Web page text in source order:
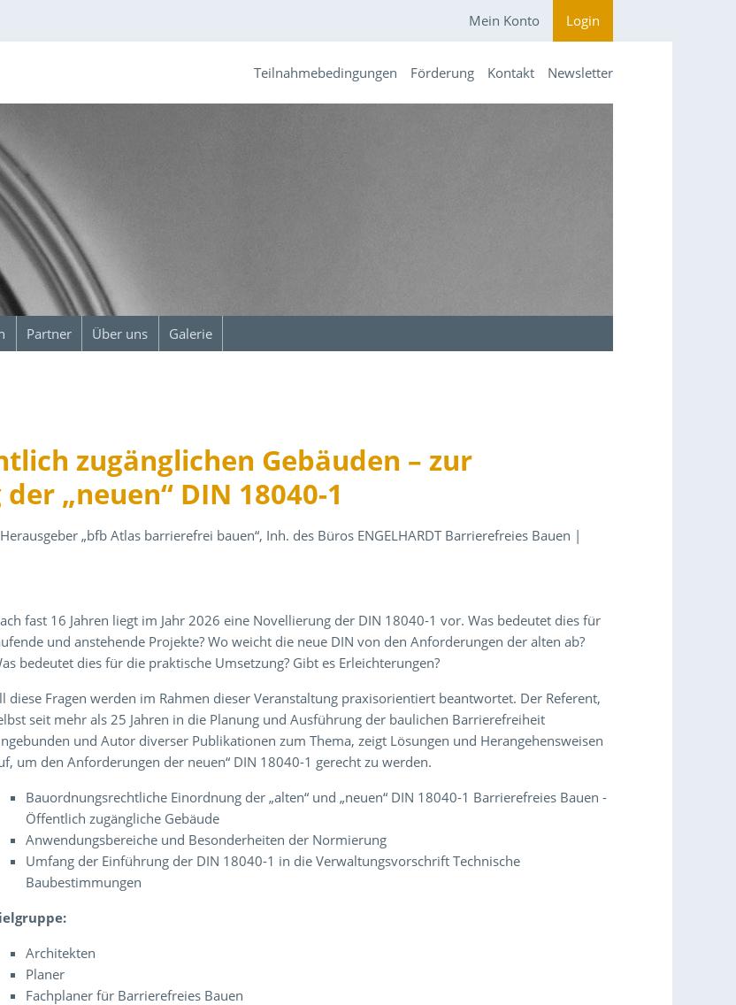
Mein Konto Login
Partner Über uns Galerie
Teilnahmebedingungen Förderung Kontakt Newsletter
zugänglichen Gebäuden – zur
„neuen“ DIN 18040-1
„bfb Atlas barrierefrei bauen“, Inh. des Büros ENGELHARDT Barrierefreies Bauen |
fast 16 Jahren liegt im Jahr 2026 eine Novellierung der DIN 18040-1 vor. Was bedeutet dies für
und anstehende Projekte? Wo weicht die neue DIN von den Anforderungen der alten ab?
bedeutet dies für die praktische Umsetzung? Gibt es Erleichterungen?
diese Fragen werden im Rahmen dieser Veranstaltung praxisorientiert beantwortet. Der Referent,
seit mehr als 25 Jahren in die Planung und Ausführung der baulichen Barrierefreiheit
und Autor diverser Publikationen zum Thema, zeigt Lösungen und Herangehensweisen
um den Anforderungen der neuen“ DIN 18040-1 gerecht zu werden.
Bauordnungsrechtliche Einordnung der „alten“ und „neuen“ DIN 18040-1 Barrierefreies Bauen -
Öffentlich zugängliche Gebäude
Anwendungsbereiche und Besonderheiten der Normierung
Umfang der Einführung der DIN 18040-1 in die Verwaltungsvorschrift Technische
Baubestimmungen
Architekten
Planer
Fachplaner für Barrierefreies Bauen